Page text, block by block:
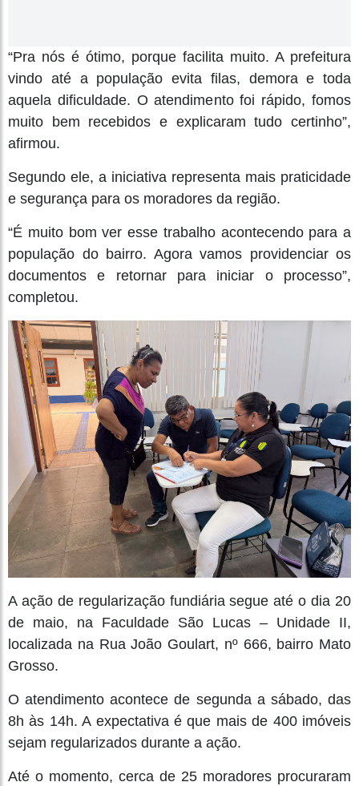
“Pra nós é ótimo, porque facilita muito. A prefeitura
vindo até a população evita filas, demora e toda
aquela dificuldade. O atendimento foi rápido, fomos
muito bem recebidos e explicaram tudo certinho”,
afirmou.
Segundo ele, a iniciativa representa mais praticidade
e segurança para os moradores da região.
“É muito bom ver esse trabalho acontecendo para a
população do bairro. Agora vamos providenciar os
documentos e retornar para iniciar o processo”,
completou.
A ação de regularização fundiária segue até o dia 20
de maio, na Faculdade São Lucas – Unidade II,
localizada na Rua João Goulart, nº 666, bairro Mato
Grosso.
O atendimento acontece de segunda a sábado, das
8h às 14h. A expectativa é que mais de 400 imóveis
sejam regularizados durante a ação.
Até o momento, cerca de 25 moradores procuraram